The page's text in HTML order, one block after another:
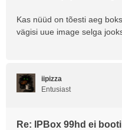
Kas nüüd on tõesti aeg
vägisi uue image selga
iipizza
Entusiast
Re: IPBox 99hd ei booti